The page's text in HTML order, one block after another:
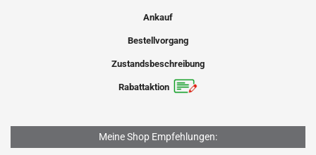
Ankauf
Bestellvorgang
Zustandsbeschreibung
Rabattaktion
Meine Shop Empfehlungen: